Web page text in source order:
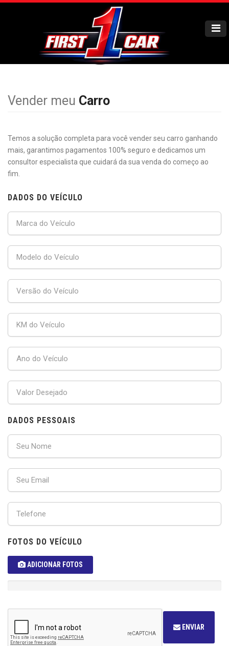
Vender meu Carro
Temos a solução completa para você vender seu carro ganhando
mais, garantimos pagamentos 100% seguro e dedicamos um
consultor especialista que cuidará da sua venda do começo ao
fim.
DADOS DO VEÍCULO
DADOS PESSOAIS
FOTOS DO VEÍCULO
ADICIONAR FOTOS
ENVIAR